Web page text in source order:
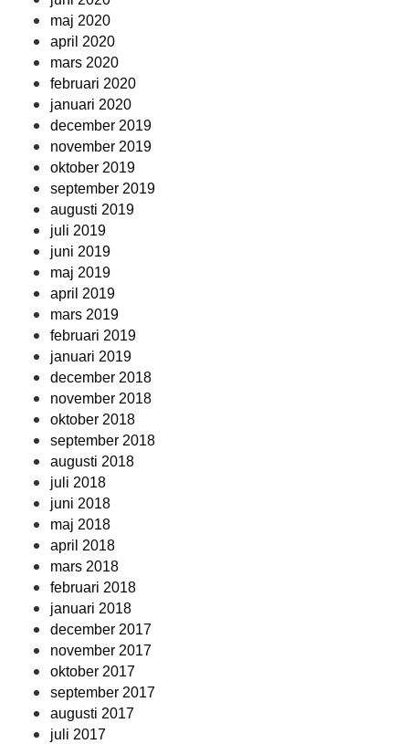
maj 2020
april 2020
mars 2020
februari 2020
januari 2020
december 2019
november 2019
oktober 2019
september 2019
augusti 2019
juli 2019
juni 2019
maj 2019
april 2019
mars 2019
februari 2019
januari 2019
december 2018
november 2018
oktober 2018
september 2018
augusti 2018
juli 2018
juni 2018
maj 2018
april 2018
mars 2018
februari 2018
januari 2018
december 2017
november 2017
oktober 2017
september 2017
augusti 2017
juli 2017